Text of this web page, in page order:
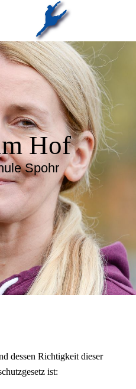
Hof
Spohr
dessen Richtigkeit dieser
ist: